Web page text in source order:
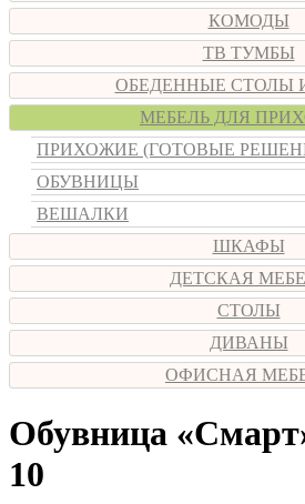
КОМОДЫ
ТВ ТУМБЫ
ОБЕДЕННЫЕ СТОЛЫ
МЕБЕЛЬ ДЛЯ
ПРИХОЖИЕ (ГОТОВЫЕ
ОБУВНИЦЫ
ВЕШАЛКИ
ШКАФЫ
ДЕТСКАЯ
СТОЛЫ
ДИВАНЫ
ОФИСНАЯ
Обувница
10